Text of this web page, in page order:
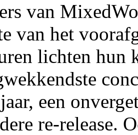
van
van het
lichten hun
een
re-release.